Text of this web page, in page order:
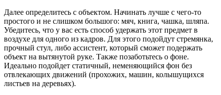
Далее определитесь с объектом. Начинать лучше с чего-то
простого и не слишком большого: мяч, книга, чашка, шляпа.
Убедитесь, что у вас есть способ удержать этот предмет в
воздухе для одного из кадров. Для этого подойдут стремянка,
прочный стул, либо ассистент, который сможет подержать
объект на вытянутой руке. Также позаботьтесь о фоне.
Идеально подойдет статичный, неменяющийся фон без
отвлекающих движений (прохожих, машин, колышущихся
листьев на деревьях).